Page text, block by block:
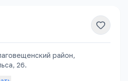
район,
26.